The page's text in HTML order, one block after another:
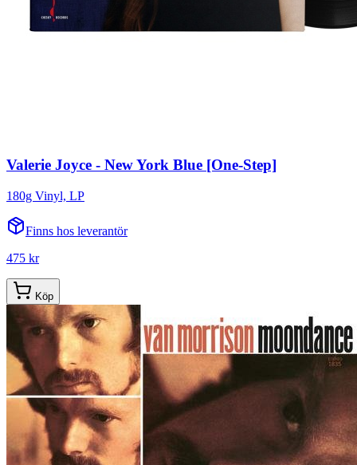
Valerie Joyce - New York Blue [One-Step]
180g Vinyl, LP
Finns hos leverantör
475 kr
Köp